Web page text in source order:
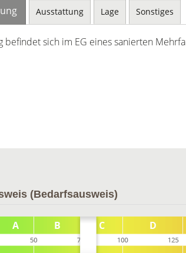
Ausstattung Lage Sonstiges
befindet sich im EG eines sanierten
(Bedarfsausweis)